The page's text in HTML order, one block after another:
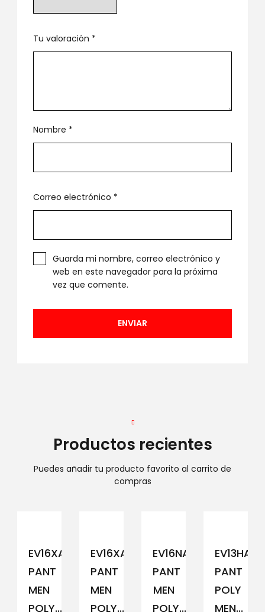
Tu valoración *
Nombre *
Correo electrónico *
Guarda mi nombre, correo electrónico y
web en este navegador para la próxima
vez que comente.
Productos recientes
Puedes añadir tu producto favorito al carrito de
compras
EV16XAM194
PANT
MEN
POLY...
EV16XAM191
PANT
MEN
POLY...
EV16NAM152
PANT
MEN
POLY...
PANT
POLY
MEN...